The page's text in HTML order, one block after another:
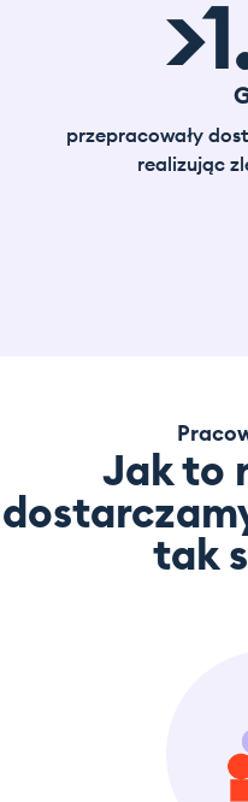
>
przepracowały
realizując
Jak to
tak